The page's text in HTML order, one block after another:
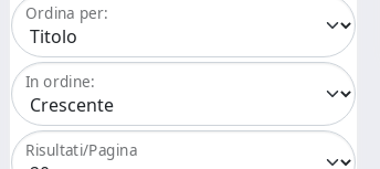
Ordina per:
In ordine:
Risultati/Pagina